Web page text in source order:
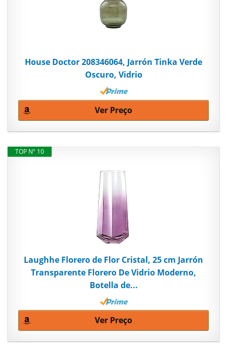
House Doctor 208346064, Jarrón Tinka Verde
Oscuro, Vidrio
Ver Preço
TOP Nº 10
Laughhe Florero de Flor Cristal, 25 cm Jarrón
Transparente Florero De Vidrio Moderno,
Botella de...
Ver Preço